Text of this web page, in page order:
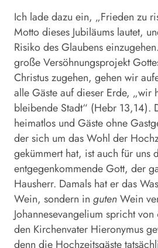
Ich lade dazu ein, „Frieden zu
Motto dieses Jubiläums lautet,
Risiko des Glaubens
große Versöhnungsprojekt
Christus zugehen, gehen wir
alle Gäste auf dieser Erde, „wir
bleibende Stadt“ (Hebr 13,14).
heimatlos und Gäste ohne
der sich um das Wohl der
gekümmert hat, ist auch für uns
entgegenkommende Gott, der
Hausherr. Damals hat er das
Wein, sondern in gutenWein
Johannesevangelium spricht
den Kirchenvater Hieronymus
denn die Hochzeitsgäste